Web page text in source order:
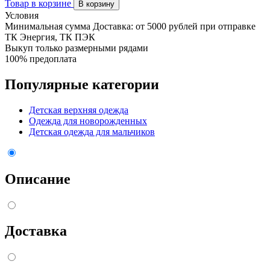
Товар в корзине
В корзину
Условия
Минимальная сумма Доставка: от 5000 рублей при отправке
ТК Энергия, ТК ПЭК
Выкуп только размерными рядами
100% предоплата
Популярные категории
Детская верхняя одежда
Одежда для новорожденных
Детская одежда для мальчиков
Описание
Доставка